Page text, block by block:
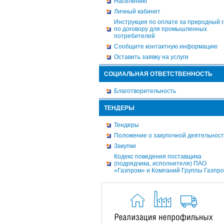
Личный кабинет
Инструкция по оплате за природный
по договору для промышленных
потребителей
Сообщите контактную информацию
Оставить заявку на услуги
СОЦИАЛЬНАЯ ОТВЕТСТВЕННОСТЬ
Благотворительность
ТЕНДЕРЫ
Тендеры
Положение о закупочной
Закупки
Кодекс поведения поставщика
(подрядчика, исполнителя) ПАО
«Газпром» и Компаний Группы